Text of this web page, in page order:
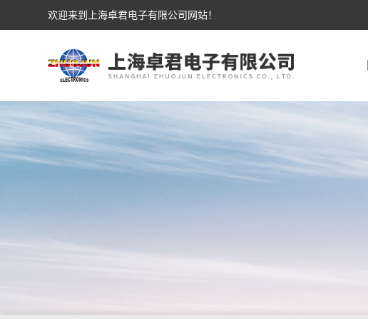
欢迎来到上海卓君电子有限公司网站！